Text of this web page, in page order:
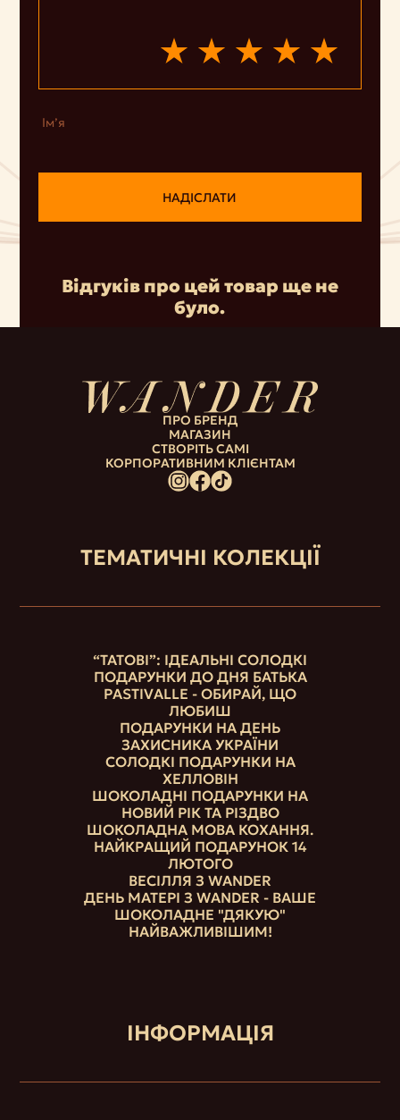
Відгуків про цей товар ще не
було.
Ім’я
НАДІСЛАТИ
ПРО БРЕНД
МАГАЗИН
СТВОРІТЬ САМІ
КОРПОРАТИВНИМ КЛІЄНТАМ
ТЕМАТИЧНІ КОЛЕКЦІЇ
“ТАТОВІ”: ІДЕАЛЬНІ СОЛОДКІ
ПОДАРУНКИ ДО ДНЯ БАТЬКА
PASTIVALLE - ОБИРАЙ, ЩО
ЛЮБИШ
ПОДАРУНКИ НА ДЕНЬ
ЗАХИСНИКА УКРАЇНИ
СОЛОДКІ ПОДАРУНКИ НА
ХЕЛЛОВІН
ШОКОЛАДНІ ПОДАРУНКИ НА
НОВИЙ РІК ТА РІЗДВО
ШОКОЛАДНА МОВА КОХАННЯ.
НАЙКРАЩИЙ ПОДАРУНОК 14
ЛЮТОГО
ВЕСІЛЛЯ З WANDER
ДЕНЬ МАТЕРІ З WANDER - ВАШЕ
ШОКОЛАДНЕ "ДЯКУЮ"
НАЙВАЖЛИВІШИМ!
ІНФОРМАЦІЯ